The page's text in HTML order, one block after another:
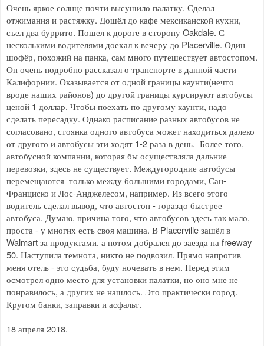
Очень яркое солнце почти высушило палатку. Сделал
отжимания и растяжку. Дошёл до кафе мексиканской кухни,
съел два буррито. Пошел к дороге в сторону Oakdale. С
несколькими водителями доехал к вечеру до Placerville. Один
шофёр, похожий на панка, сам много путешествует автостопом.
Он очень подробно рассказал о транспорте в данной части
Калифорнии. Оказывается от одной границы каунти(нечто
вроде наших районов) до другой границы курсируют автобусы
ценой 1 доллар. Чтобы поехать по другому каунти, надо
сделать пересадку. Однако расписание разных автобусов не
согласовано, стоянка одного автобуса может находиться далеко
от другого и автобусы эти ходят 1-2 раза в день. Более того,
автобусной компании, которая бы осуществляла дальние
перевозки, здесь не существует. Междугородние автобусы
перемещаются только между большими городами, Сан-
Франциско и Лос-Анджелесом, например. Из всего этого
водитель сделал вывод, что автостоп - гораздо быстрее
автобуса. Думаю, причина того, что автобусов здесь так мало,
проста - у многих есть своя машина. В Placerville зашёл в
Walmart за продуктами, а потом добрался до заезда на freeway
50. Наступила темнота, никто не подвозил. Прямо напротив
меня отель - это судьба, буду ночевать в нем. Перед этим
осмотрел одно место для установки палатки, но оно мне не
понравилось, а других не нашлось. Это практически город.
Кругом банки, заправки и асфальт.
18 апреля 2018.